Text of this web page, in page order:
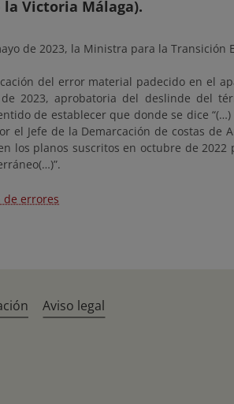
la Victoria Málaga).
de 2023, la Ministra para la Transición
del error material padecido en el
2023, aprobatoria del deslinde del
de establecer que donde se dice
el Jefe de la Demarcación de costas de
los planos suscritos en octubre de 2022
de errores
Aviso legal